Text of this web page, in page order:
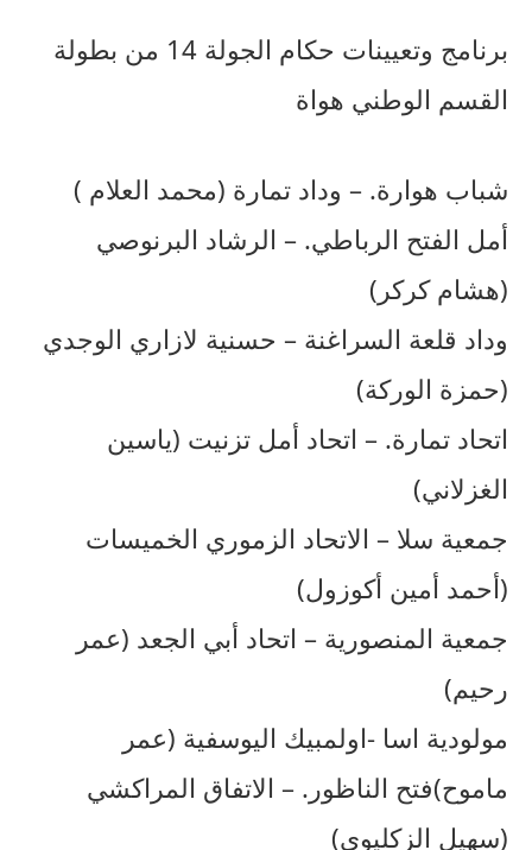
برنامج وتعيينات حكام الجولة 14 من بطولة
القسم الوطني هواة
شباب هوارة. – وداد تمارة (محمد العلام )
أمل الفتح الرباطي. – الرشاد البرنوصي
(هشام كركر)
وداد قلعة السراغنة – حسنية لازاري الوجدي
(حمزة الوركة)
اتحاد تمارة. – اتحاد أمل تزنيت (ياسين
الغزلاني)
جمعية سلا – الاتحاد الزموري الخميسات
(أحمد أمين أكوزول)
جمعية المنصورية – اتحاد أبي الجعد (عمر
رحيم)
مولودية اسا -اولمبيك اليوسفية (عمر
ماموح)فتح الناظور. – الاتفاق المراكشي
(سهيل الزكليوي)